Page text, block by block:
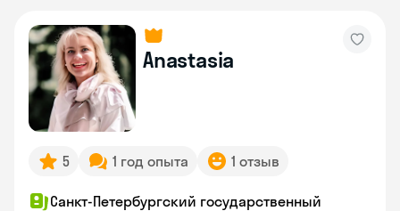
Anastasia
5 1 год опыта 1 отзыв
Санкт-Петербургский государственный